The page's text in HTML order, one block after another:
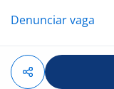
Denunciar vaga